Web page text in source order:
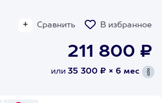
Сравнить В избранное
211 800 ₽
или 35 300 ₽ × 6 мес